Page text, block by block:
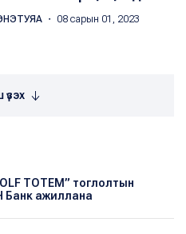
・ 08 сарын 01, 2023
TOTEM” тоглолтын
Банк ажиллана